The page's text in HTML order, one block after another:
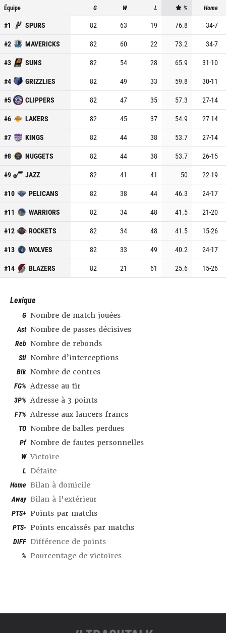
Équipe G W L % Home
#1 SPURS 82 63 19 76.8 34-7
#2 MAVERICKS 82 60 22 73.2 34-7
#3 SUNS 82 54 28 65.9 31-10
#4 GRIZZLIES 82 49 33 59.8 30-11
#5 CLIPPERS 82 47 35 57.3 27-14
#6 LAKERS 82 45 37 54.9 27-14
#7 KINGS 82 44 38 53.7 27-14
#8 NUGGETS 82 44 38 53.7 26-15
#9 JAZZ 82 41 41 50 22-19
#10 PELICANS 82 38 44 46.3 24-17
#11 WARRIORS 82 34 48 41.5 21-20
#12 ROCKETS 82 34 48 41.5 15-26
#13 WOLVES 82 33 49 40.2 24-17
#14 BLAZERS 82 21 61 25.6 15-26
Lexique
G Nombre de match jouées
Ast Nombre de passes décisives
Reb Nombre de rebonds
Stl Nombre d’interceptions
Blk Nombre de contres
FG% Adresse au tir
3P% Adresse à 3 points
FT% Adresse aux lancers francs
TO Nombre de balles perdues
Pf Nombre de fautes personnelles
W Victoire
L Défaite
Home Bilan à domicile
Away Bilan à l'extérieur
PTS+ Points par matchs
PTS- Points encaissés par matchs
DIFF Différence de points
% Pourcentage de victoires